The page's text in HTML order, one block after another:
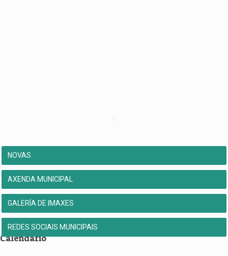
NOVAS
AXENDA MUNICIPAL
GALERÍA DE IMAXES
REDES SOCIAIS MUNICIPAIS
Calendario